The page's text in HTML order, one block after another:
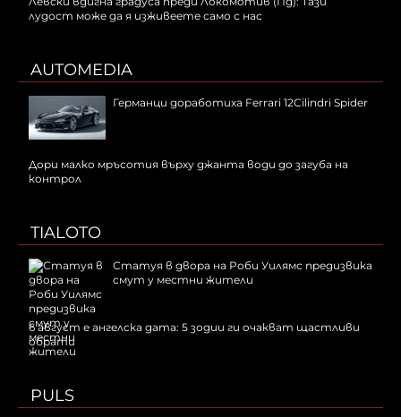
лудост може да я изживеете само с нас
AUTOMEDIA
Германци доработиха Ferrari 12Cilindri Spider
Дори малко мръсотия върху джанта води до загуба на
контрол
TIALOTO
Статуя в двора на Роби Уилямс предизвика
смут у местни жители
6 август е ангелска дата: 5 зодии ги очакват щастливи
обрати
PULS